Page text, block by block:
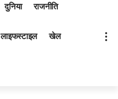
दुनिया राजनीति
लाइफस्टाइल खेल